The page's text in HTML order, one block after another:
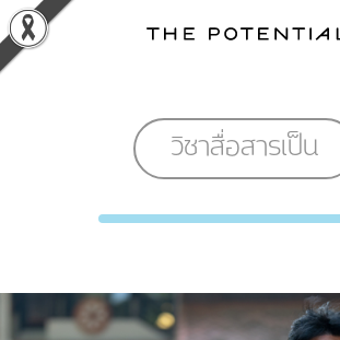
Skip
to
content
วิชาสื่อสารเป็น